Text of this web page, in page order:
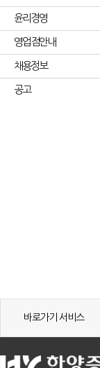
윤리경영
영업점안내
채용정보
공고
바로가기 서비스